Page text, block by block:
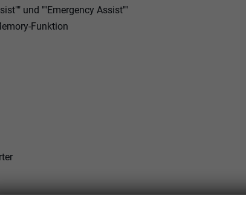
und ""Emergency Assist""
Funktion